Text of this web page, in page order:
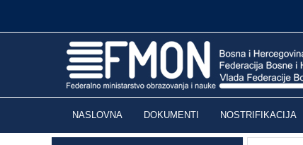
NASLOVNA DOKUMENTI NOSTRIFIKACIJA